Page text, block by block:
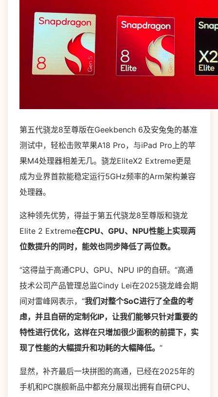
第五代骁龙8至尊版在Geekbench 6及安兔兔的基准
测试中，轻松击败苹果A18 Pro，与iPad Pro上的苹
果M4处理器相差无几。骁龙EliteX2 Extreme更是
成为业界首款能稳定运行5GHz频率的Arm架构兼容
处理器。
这种领先优势，得益于第五代骁龙8至尊版和骁龙
Elite 2 Extreme在CPU、GPU、NPU性能上实现两
位数提升的同时，能效也同步降低了两位数。
“这得益于高通CPU、GPU、NPU IP的自研。”高通
技术公司产品管理总监Cindy Lei在2025骁龙峰会期
间对雷峰网表示，“我们对整个SoC进行了全盘的考
虑，并且自研的定制化IP，让我们能够只针对重要的
特性进行优化，这样在只增加很少面积的前提下，实
现了性能的大幅提升和功耗的大幅降低。 ”
显然，补齐最后一块拼图的高通，已经在2025年的
手机和PC旗舰新品中都充分展现出拥有自研CPU、